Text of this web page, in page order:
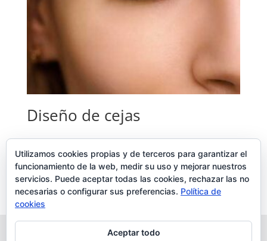
Diseño de cejas
Añadir al carrito
18,00€
Política de cookies
Utilizamos cookies propias y de terceros para garantizar el
funcionamiento de la web, medir su uso y mejorar nuestros
servicios. Puede aceptar todas las cookies, rechazar las no
necesarias o configurar sus preferencias. Política de
cookies
Aceptar todo